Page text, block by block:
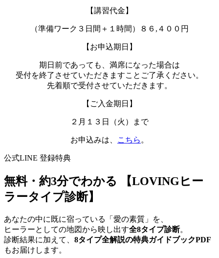
【講習代金】
（準備ワーク３日間＋１時間）８６,４００円
【お申込期日】
期日前であっても、満席になった場合は
受付を終了させていただきますことご了承ください。
先着順で受付させていただきます。
【ご入金期日】
２月１３日（火）まで
お申込みは、 こちら 。
公式LINE 登録特典
無料・約3分でわかる
【LOVINGヒー
ラータイプ診断】
あなたの中に既に宿っている「愛の素質」を、
ヒーラーとしての地図から映し出す全8タイプ診断。
診断結果に加えて、 8タイプ全解説の特典ガイドブックPDF
もお届けします。